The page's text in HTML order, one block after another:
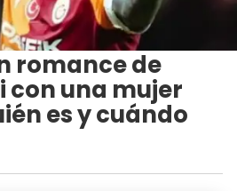
romance de
con una mujer
es y cuándo